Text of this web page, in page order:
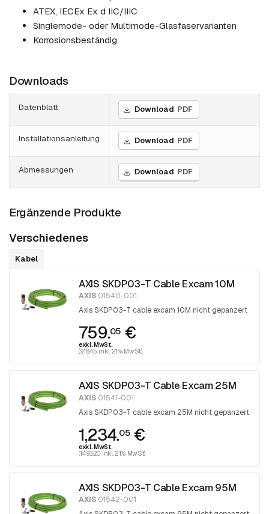
ATEX, IECEx Ex d IIC/IIIC
Singlemode- oder Multimode-Glasfaservarianten
Korrosionsbeständig
Downloads
Datenblatt Download PDF
Installationsanleitung Download PDF
Abmessungen Download PDF
Ergänzende Produkte
Verschiedenes
Kabel
AXIS SKDP03-T Cable Excam 10M
AXIS 01540-001
Axis SKDP03-T cable excam 10M nicht gepanzert
759.05 €
exkl. MwSt.
(918.45 inkl. 21% MwSt)
AXIS SKDP03-T Cable Excam 25M
AXIS 01541-001
Axis SKDP03-T cable excam 25M nicht gepanzert
1,234.05€
exkl. MwSt.
(1,493.20 inkl. 21% MwSt)
AXIS SKDP03-T Cable Excam 95M
AXIS 01542-001